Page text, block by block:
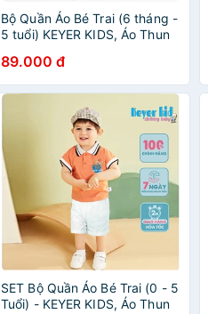
Bộ Quần Áo Bé Trai (6 tháng -
5 tuổi) KEYER KIDS, Áo Thun
Ngắn Có Túi Hình in Chú Cún
SZ95
89.000 đ
SET Bộ Quần Áo Bé Trai (0 - 5
Tuổi) - KEYER KIDS, Áo Thun